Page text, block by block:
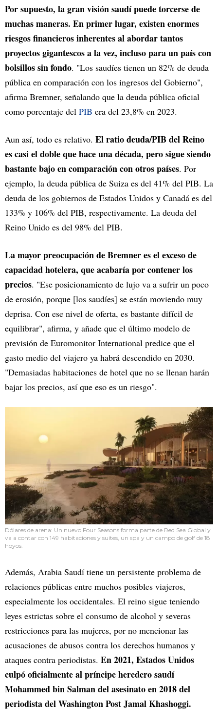
Por supuesto, la gran visión saudí puede torcerse de
muchas maneras. En primer lugar, existen enormes
riesgos financieros inherentes al abordar tantos
proyectos gigantescos a la vez, incluso para un país con
bolsillos sin fondo. "Los saudíes tienen un 82% de deuda
pública en comparación con los ingresos del Gobierno",
afirma Bremner, señalando que la deuda pública oficial
como porcentaje del PIB era del 23,8% en 2023.
Aun así, todo es relativo. El ratio deuda/PIB del Reino
es casi el doble que hace una década, pero sigue siendo
bastante bajo en comparación con otros países. Por
ejemplo, la deuda pública de Suiza es del 41% del PIB. La
deuda de los gobiernos de Estados Unidos y Canadá es del
133% y 106% del PIB, respectivamente. La deuda del
Reino Unido es del 98% del PIB.
La mayor preocupación de Bremner es el exceso de
capacidad hotelera, que acabaría por contener los
precios. "Ese posicionamiento de lujo va a sufrir un poco
de erosión, porque [los saudíes] se están moviendo muy
deprisa. Con ese nivel de oferta, es bastante difícil de
equilibrar", afirma, y añade que el último modelo de
previsión de Euromonitor International predice que el
gasto medio del viajero ya habrá descendido en 2030.
"Demasiadas habitaciones de hotel que no se llenan harán
bajar los precios, así que eso es un riesgo".
Dólares de arena: Un nuevo Four Seasons forma parte de Red Sea Global y
va a contar con 149 habitaciones y suites, un spa y un campo de golf de 18
hoyos.
Además, Arabia Saudí tiene un persistente problema de
relaciones públicas entre muchos posibles viajeros,
especialmente los occidentales. El reino sigue teniendo
leyes estrictas sobre el consumo de alcohol y severas
restricciones para las mujeres, por no mencionar las
acusaciones de abusos contra los derechos humanos y
ataques contra periodistas. En 2021, Estados Unidos
culpó oficialmente al príncipe heredero saudí
Mohammed bin Salman del asesinato en 2018 del
periodista del Washington Post Jamal Khashoggi.